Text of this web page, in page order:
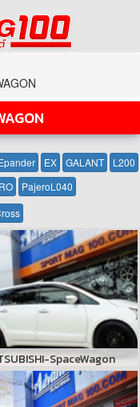
EX GALANT
L200
PajeroL040
SpaceWagon